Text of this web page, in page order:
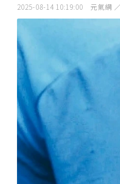
2025-08-14 10:19:00 元氣網